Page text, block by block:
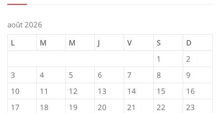
août 2026
L
M M J V S
D
1
2
3
4 5 6 7 8
9
10
11 12 13 14 15
16
17
18 19 20 21 22
23